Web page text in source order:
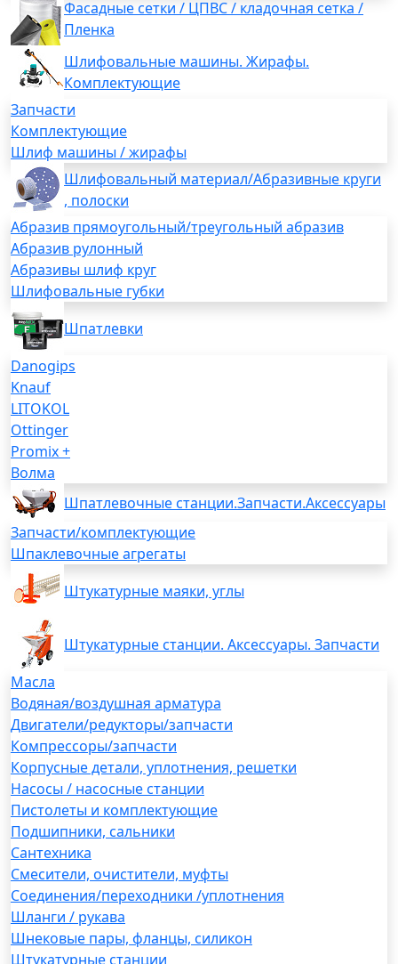
Фасадные сетки / ЦПВС / кладочная сетка /
Пленка
Шлифовальные машины. Жирафы.
Комплектующие
Запчасти
Комплектующие
Шлиф машины / жирафы
Шлифовальный материал/Абразивные круги
, полоски
Абразив прямоугольный/треугольный абразив
Абразив рулонный
Абразивы шлиф круг
Шлифовальные губки
Шпатлевки
Danogips
Knauf
LITOKOL
Ottinger
Promix +
Волма
Шпатлевочные станции.Запчасти.Аксессуары
Запчасти/комплектующие
Шпаклевочные агрегаты
Штукатурные маяки, углы
Штукатурные станции. Аксессуары. Запчасти
Масла
Водяная/воздушная арматура
Двигатели/редукторы/запчасти
Компрессоры/запчасти
Корпусные детали, уплотнения, решетки
Насосы / насосные станции
Пистолеты и комплектующие
Подшипники, сальники
Сантехника
Смесители, очистители, муфты
Соединения/переходники /уплотнения
Шланги / рукава
Шнековые пары, фланцы, силикон
Штукатурные станции